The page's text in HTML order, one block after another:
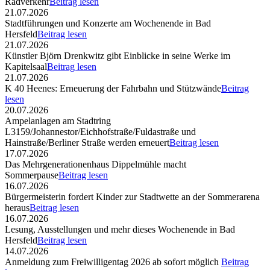
21.07.2026
Stadtführungen und Konzerte am Wochenende in Bad
HersfeldBeitrag lesen
21.07.2026
Künstler Björn Drenkwitz gibt Einblicke in seine Werke im
KapitelsaalBeitrag lesen
21.07.2026
K 40 Heenes: Erneuerung der Fahrbahn und StützwändeBeitrag
lesen
20.07.2026
Ampelanlagen am Stadtring
L3159/Johannestor/Eichhofstraße/Fuldastraße und
Hainstraße/Berliner Straße werden erneuertBeitrag lesen
17.07.2026
Das Mehrgenerationenhaus Dippelmühle macht
SommerpauseBeitrag lesen
16.07.2026
Bürgermeisterin fordert Kinder zur Stadtwette an der Sommerarena
herausBeitrag lesen
16.07.2026
Lesung, Ausstellungen und mehr dieses Wochenende in Bad
HersfeldBeitrag lesen
14.07.2026
Anmeldung zum Freiwilligentag 2026 ab sofort möglich Beitrag